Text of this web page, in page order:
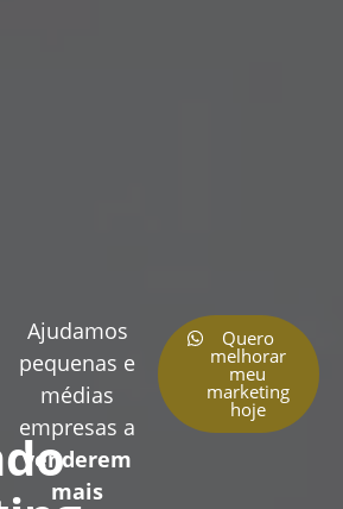
Ajudamos
pequenas e
médias
empresas a
venderem
mais
Quero
melhorar
meu
marketing
hoje